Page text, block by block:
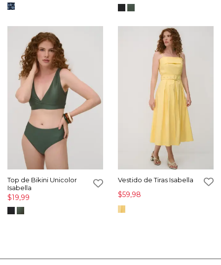
Top de Bikini Unicolor
Isabella
$19,99
Vestido de Tiras Isabella
$59,98